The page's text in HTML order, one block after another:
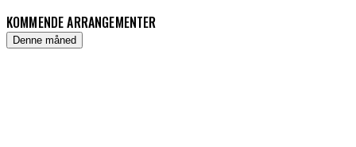
KOMMENDE ARRANGEMENTER
Denne måned